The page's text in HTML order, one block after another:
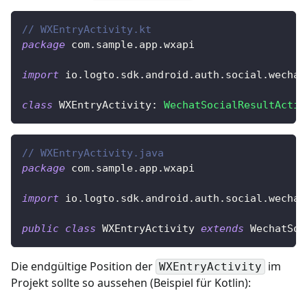
// WXEntryActivity.kt
package com. sample. app .wxapi
import io . logto . sdk. android . auth . social .wechat
class WXEntryActivity:
// WXEntryActivity.java
package com. sample. app .wxapi
import io . logto . sdk. android . auth . social .wechat
public class WXEntryActivity extends
Die endgültige Position der WXEntryActivity im
Projekt sollte so aussehen (Beispiel für Kotlin):